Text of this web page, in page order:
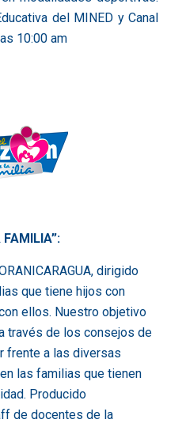
del MINED y Canal
10:00 am
FAMILIA”:
dirigido
que tiene hijos con
ellos. Nuestro objetivo
través de los consejos de
frente a las diversas
las familias que tienen
Producido
de docentes de la